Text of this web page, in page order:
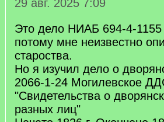
29 авг. 2025 7:09
Это дело НИАБ 694-4-1155
потому мне неизвестно
староства.
Но я изучил дело о
2066-1-24 Могилевское
"Свидетельства о
разных лиц"